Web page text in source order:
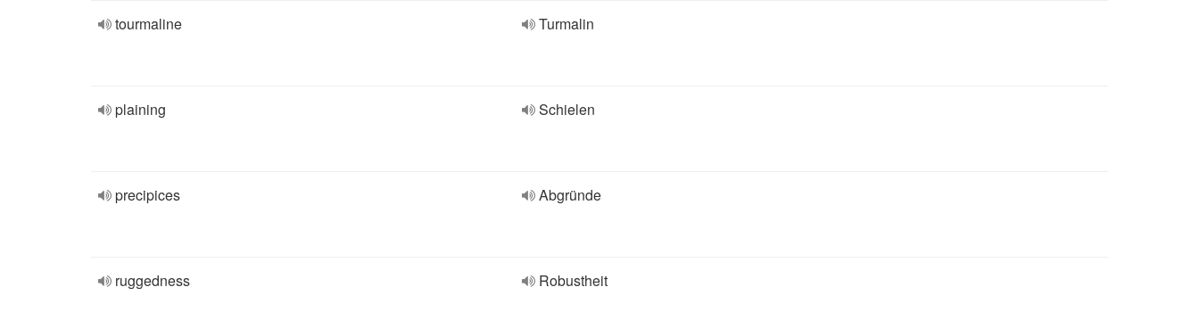
tourmaline Turmalin
plaining Schielen
precipices Abgründe
ruggedness Robustheit